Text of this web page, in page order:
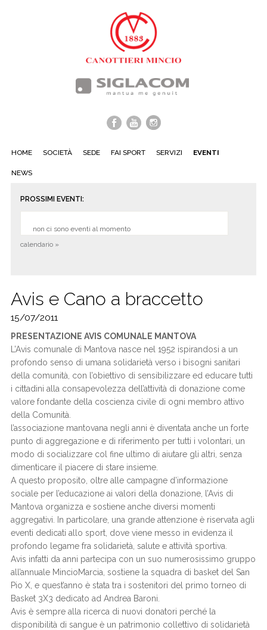
HOME SOCIETÀ SEDE FAI SPORT SERVIZI EVENTI
NEWS
PROSSIMI EVENTI:
non ci sono eventi al momento
calendario »
Avis e Cano a braccetto
15/07/2011
PRESENTAZIONE AVIS COMUNALE MANTOVA
L’Avis comunale di Mantova nasce nel 1952 ispirandosi a un
profondo senso di umana solidarietà verso i bisogni sanitari
della comunità, con l’obiettivo di sensibilizzare ed educare tutti
i cittadini alla consapevolezza dell’attività di donazione come
valore fondante della coscienza civile di ogni membro attivo
della Comunità.
l’associazione mantovana negli anni è diventata anche un forte
punto di aggregazione e di riferimento per tutti i volontari, un
modo di socializzare col fine ultimo di aiutare gli altri, senza
dimenticare il piacere di stare insieme.
A questo proposito, oltre alle campagne d’informazione
sociale per l’educazione ai valori della donazione, l’Avis di
Mantova organizza e sostiene anche diversi momenti
aggregativi. In particolare, una grande attenzione è riservata agli
eventi dedicati allo sport, dove viene messo in evidenza il
profondo legame fra solidarietà, salute e attività sportiva.
Avis infatti da anni partecipa con un suo numerosissimo gruppo
all’annuale MincioMarcia, sostiene la squadra di basket del San
Pio X, e quest’anno è stata tra i sostenitori del primo torneo di
Basket 3X3 dedicato ad Andrea Baroni.
Avis è sempre alla ricerca di nuovi donatori perché la
disponibilità di sangue è un patrimonio collettivo di solidarietà